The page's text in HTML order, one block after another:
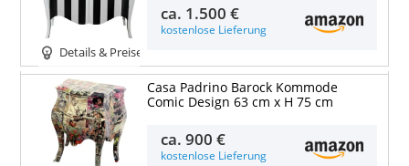
Details & Preise
ca. 1.500 €
kostenlose Lieferung
Casa Padrino Barock Kommode
Comic Design 63 cm x H 75 cm
ca.900 €
kostenlose Lieferung